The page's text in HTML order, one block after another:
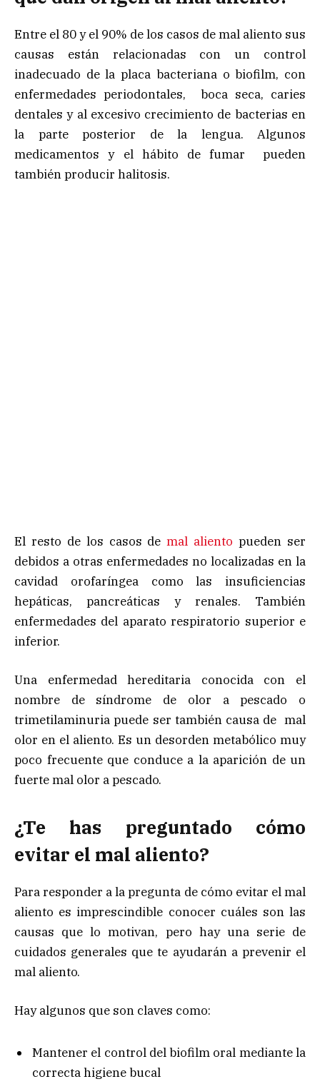
Entre el 80 y el 90% de los casos de mal aliento sus
causas están relacionadas con un control
inadecuado de la placa bacteriana o biofilm, con
enfermedades periodontales, boca seca, caries
dentales y al excesivo crecimiento de bacterias en
la parte posterior de la lengua. Algunos
medicamentos y el hábito de fumar pueden
también producir halitosis.
El resto de los casos demal aliento pueden ser
debidos a otras enfermedades no localizadas en la
cavidad orofaríngea como las insuficiencias
hepáticas, pancreáticas y renales. También
enfermedades del aparato respiratorio superior e
inferior.
Una enfermedad hereditaria conocida con el
nombre de síndrome de olor a pescado o
trimetilaminuria puede ser también causa de mal
olor en el aliento. Es un desorden metabólico muy
poco frecuente que conduce a la aparición de un
fuerte mal olor a pescado.
¿Te has preguntado cómo
evitar el mal aliento?
Para responder a la pregunta de cómo evitar el mal
aliento es imprescindible conocer cuáles son las
causas que lo motivan, pero hay una serie de
cuidados generales que te ayudarán a prevenir el
mal aliento.
Hay algunos que son claves como:
Mantener el control del biofilm oral mediante la
correcta higiene bucal